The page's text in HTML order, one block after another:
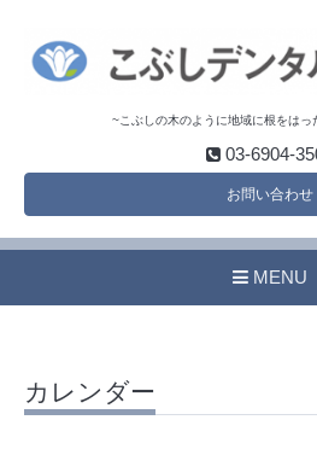
~こぶしの木のように地域に根をはっ
03-6904-
お問い合わせ
MENU
カレンダー